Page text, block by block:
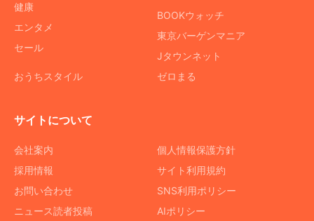
健康
エンタメ
セール
おうちスタイル
BOOKウォッチ
東京バーゲンマニア
Jタウンネット
ゼロまる
サイトについて
会社案内
採用情報
お問い合わせ
ニュース読者投稿
個人情報保護方針
サイト利用規約
SNS利用ポリシー
AIポリシー